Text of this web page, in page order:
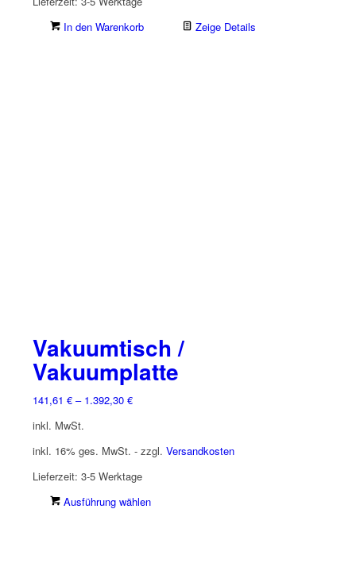
In den Warenkorb
Zeige Details
Vakuumtisch /
Vakuumplatte
141,61 €– 1.392,30 €
inkl. MwSt.
inkl. 16% ges. MwSt. - zzgl. Versandkosten
Lieferzeit: 3-5 Werktage
Ausführung wählen